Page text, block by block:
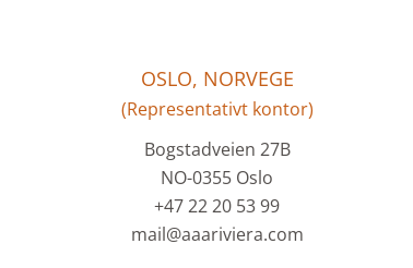
OSLO, NORVEGE
(Representativt kontor)
Bogstadveien 27B
NO-0355 Oslo
+47 22 20 53 99
mail@aaariviera.com